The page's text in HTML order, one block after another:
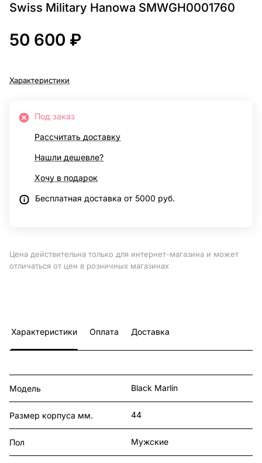
Swiss Military Hanowa SMWGH0001760
50 600 ₽
Характеристики
Под заказ
Рассчитать доставку
Нашли дешевле?
Хочу в подарок
Бесплатная доставка от 5000 руб.
Цена действительна только для интернет-магазина и может
отличаться от цен в розничных магазинах
Характеристики Оплата Доставка
Модель Black Marlin
Размер корпуса мм. 44
Пол Мужские